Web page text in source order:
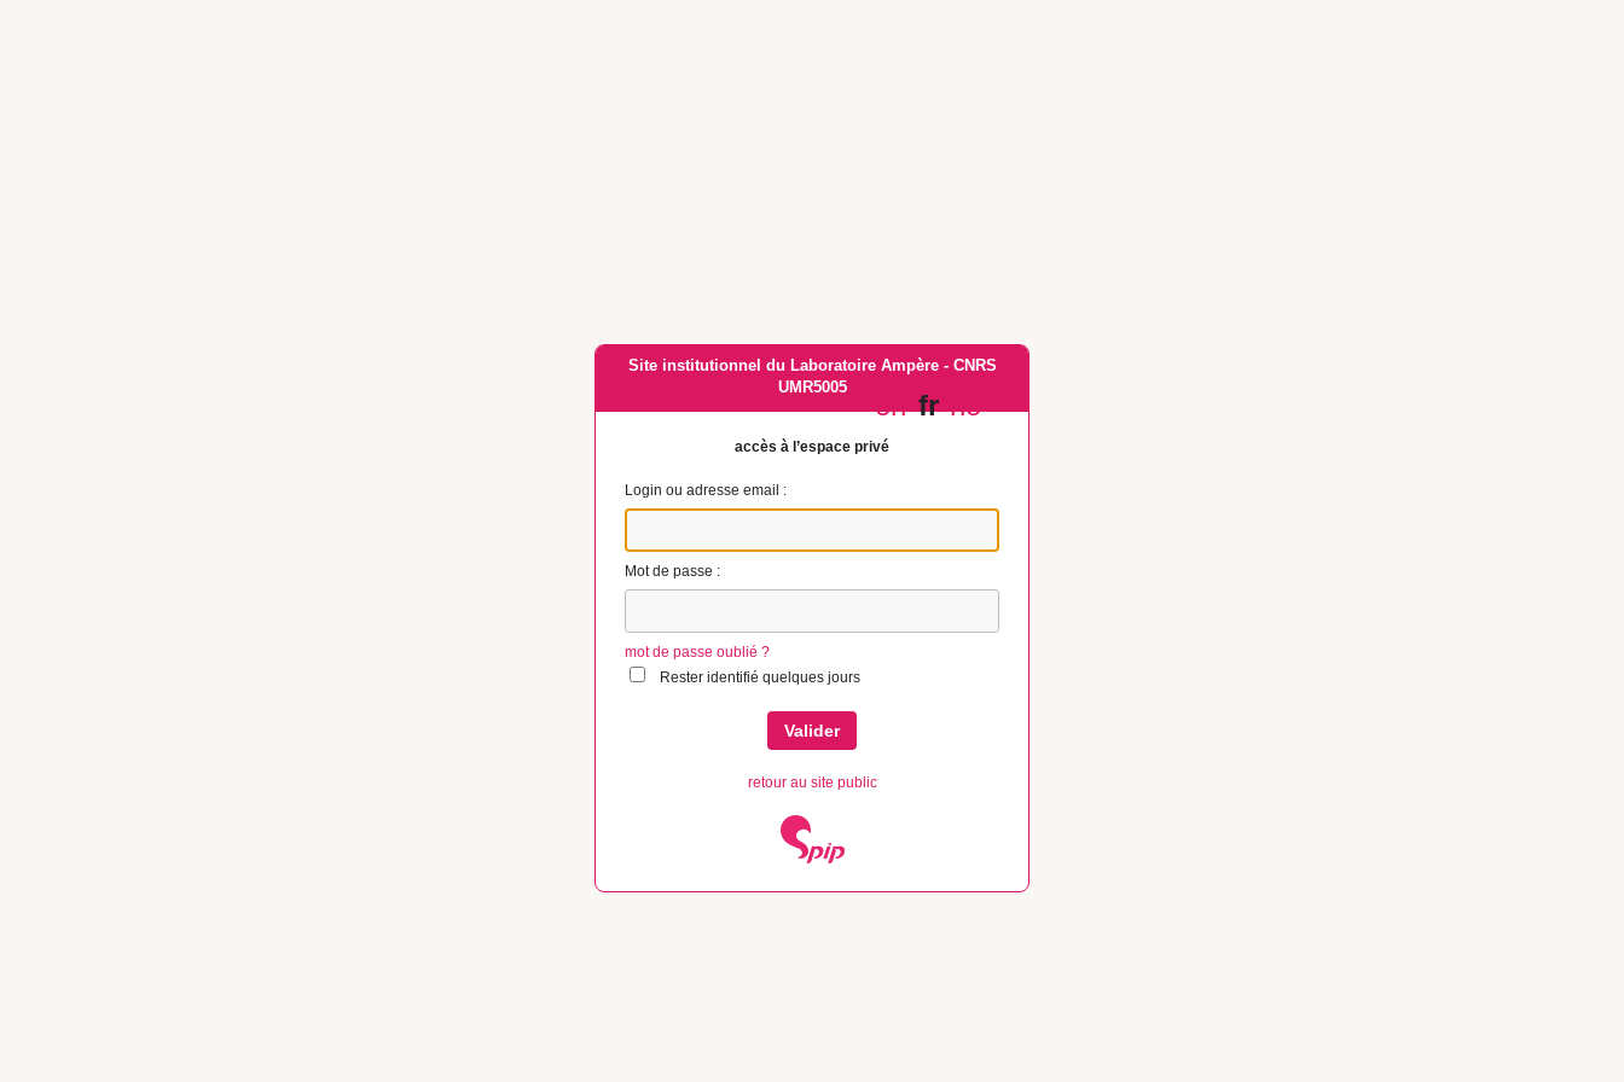
Site institutionnel du Laboratoire Ampère - CNRS
UMR5005
accès à l’espace privé
en fr no
Login ou adresse email :
Mot de passe :
mot de passe oublié ?
Rester identifié quelques jours
retour au site public